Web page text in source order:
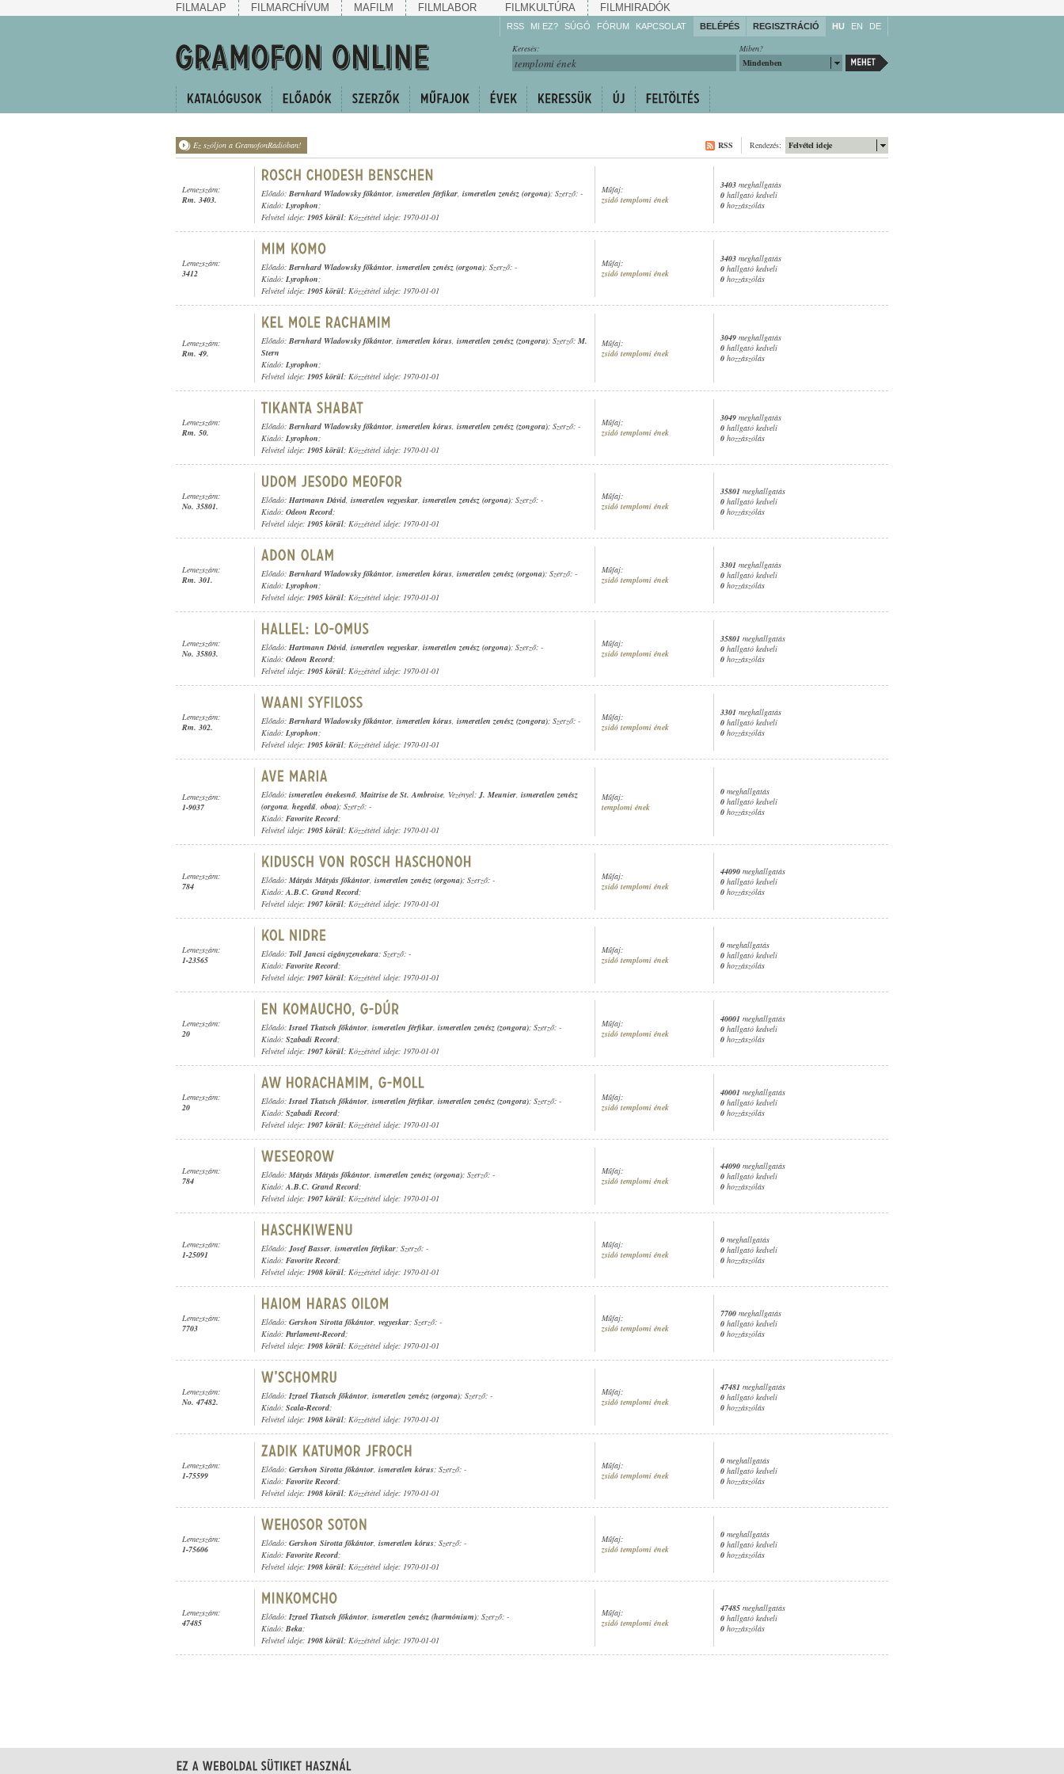
FILMALAP FILMARCHÍVUM MAFILM FILMLABOR FILMKULTÚRA FILMHIRADÓK
RSS MI EZ? SÚGÓ
Gyarapítsa!
Kövesse!
FÓRUM KAPCSOLAT BELÉPÉS REGISZTRÁCIÓ HU EN DE
Miben?
Mindenben
Keresés:
Ez szóljon a GramofonRádióban! Felvétel ideje
Rendezés:
RSS
Lemezszám:
Rm. 3403.
Előadó: Bernhard Wladowsky főkántor, ismeretlen férfikar, ismeretlen zenész (orgona); Szerző: -
Kiadó: Lyrophon;
Felvétel ideje: 1905 körül; Közzététel ideje: 1970-01-01
Műfaj:
zsidó templomi ének
3403 meghallgatás
0 hallgató kedveli
0 hozzászólás
Lemezszám:
3412
Előadó: Bernhard Wladowsky főkántor, ismeretlen zenész (orgona); Szerző: -
Kiadó: Lyrophon;
Felvétel ideje: 1905 körül; Közzététel ideje: 1970-01-01
Műfaj:
zsidó templomi ének
3403 meghallgatás
0 hallgató kedveli
0 hozzászólás
Lemezszám:
Rm. 49.
Előadó: Bernhard Wladowsky főkántor, ismeretlen kórus, ismeretlen zenész (zongora); Szerző: M.
Stern
Kiadó: Lyrophon;
Felvétel ideje: 1905 körül; Közzététel ideje: 1970-01-01
Műfaj:
zsidó templomi ének
3049 meghallgatás
0 hallgató kedveli
0 hozzászólás
Lemezszám:
Rm. 50.
Előadó: Bernhard Wladowsky főkántor, ismeretlen kórus, ismeretlen zenész (zongora); Szerző: -
Kiadó: Lyrophon;
Felvétel ideje: 1905 körül; Közzététel ideje: 1970-01-01
Műfaj:
zsidó templomi ének
3049 meghallgatás
0 hallgató kedveli
0 hozzászólás
Lemezszám:
No. 35801.
Előadó: Hartmann Dávid, ismeretlen vegyeskar, ismeretlen zenész (orgona); Szerző: -
Kiadó: Odeon Record;
Felvétel ideje: 1905 körül; Közzététel ideje: 1970-01-01
Műfaj:
zsidó templomi ének
35801 meghallgatás
0 hallgató kedveli
0 hozzászólás
Lemezszám:
Rm. 301.
Előadó: Bernhard Wladowsky főkántor, ismeretlen kórus, ismeretlen zenész (orgona); Szerző: -
Kiadó: Lyrophon;
Felvétel ideje: 1905 körül; Közzététel ideje: 1970-01-01
Műfaj:
zsidó templomi ének
3301 meghallgatás
0 hallgató kedveli
0 hozzászólás
Lemezszám:
No. 35803.
Előadó: Hartmann Dávid, ismeretlen vegyeskar, ismeretlen zenész (orgona); Szerző: -
Kiadó: Odeon Record;
Felvétel ideje: 1905 körül; Közzététel ideje: 1970-01-01
Műfaj:
zsidó templomi ének
35801 meghallgatás
0 hallgató kedveli
0 hozzászólás
Lemezszám:
Rm. 302.
Előadó: Bernhard Wladowsky főkántor, ismeretlen kórus, ismeretlen zenész (zongora); Szerző: -
Kiadó: Lyrophon;
Felvétel ideje: 1905 körül; Közzététel ideje: 1970-01-01
Műfaj:
zsidó templomi ének
3301 meghallgatás
0 hallgató kedveli
0 hozzászólás
Lemezszám:
1-9037
Előadó: ismeretlen énekesnő, Maitrise de St. Ambroise, Vezényel:J. Meunier, ismeretlen zenész
(orgona, hegedű, oboa); Szerző: -
Kiadó: Favorite Record;
Felvétel ideje: 1905 körül; Közzététel ideje: 1970-01-01
Műfaj:
templomi ének
0 meghallgatás
0 hallgató kedveli
0 hozzászólás
Lemezszám:
784
Előadó: Mátyás Mátyás főkántor, ismeretlen zenész (orgona); Szerző: -
Kiadó:A.B.C. Grand Record;
Felvétel ideje: 1907 körül; Közzététel ideje: 1970-01-01
Műfaj:
zsidó templomi ének
44090 meghallgatás
0 hallgató kedveli
0 hozzászólás
Lemezszám:
1-23565
Előadó: Toll Jancsi cigányzenekara; Szerző: -
Kiadó: Favorite Record;
Felvétel ideje: 1907 körül; Közzététel ideje: 1970-01-01
Műfaj:
zsidó templomi ének
0 meghallgatás
0 hallgató kedveli
0 hozzászólás
Lemezszám:
20
Előadó: Israel Tkatsch főkántor, ismeretlen férfikar, ismeretlen zenész (zongora); Szerző: -
Kiadó: Szabadi Record;
Felvétel ideje: 1907 körül; Közzététel ideje: 1970-01-01
Műfaj:
zsidó templomi ének
40001 meghallgatás
0 hallgató kedveli
0 hozzászólás
Lemezszám:
20
Előadó: Israel Tkatsch főkántor, ismeretlen férfikar, ismeretlen zenész (zongora); Szerző: -
Kiadó: Szabadi Record;
Felvétel ideje: 1907 körül; Közzététel ideje: 1970-01-01
Műfaj:
zsidó templomi ének
40001 meghallgatás
0 hallgató kedveli
0 hozzászólás
Lemezszám:
784
Előadó: Mátyás Mátyás főkántor, ismeretlen zenész (orgona); Szerző: -
Kiadó:A.B.C. Grand Record;
Felvétel ideje: 1907 körül; Közzététel ideje: 1970-01-01
Műfaj:
zsidó templomi ének
44090 meghallgatás
0 hallgató kedveli
0 hozzászólás
Lemezszám:
1-25091
Előadó:Josef Basser, ismeretlen férfikar; Szerző: -
Kiadó: Favorite Record;
Felvétel ideje: 1908 körül; Közzététel ideje: 1970-01-01
Műfaj:
zsidó templomi ének
0 meghallgatás
0 hallgató kedveli
0 hozzászólás
Lemezszám:
7703
Előadó: Gershon Sirotta főkántor, vegyeskar; Szerző: -
Kiadó: Parlament-Record;
Felvétel ideje: 1908 körül; Közzététel ideje: 1970-01-01
Műfaj:
zsidó templomi ének
7700 meghallgatás
0 hallgató kedveli
0 hozzászólás
Lemezszám:
No. 47482.
Előadó: Izrael Tkatsch főkántor, ismeretlen zenész (orgona); Szerző: -
Kiadó: Scala-Record;
Felvétel ideje: 1908 körül; Közzététel ideje: 1970-01-01
Műfaj:
zsidó templomi ének
47481 meghallgatás
0 hallgató kedveli
0 hozzászólás
Lemezszám:
1-75599
Előadó: Gershon Sirotta főkántor, ismeretlen kórus; Szerző: -
Kiadó: Favorite Record;
Felvétel ideje: 1908 körül; Közzététel ideje: 1970-01-01
Műfaj:
zsidó templomi ének
0 meghallgatás
0 hallgató kedveli
0 hozzászólás
Lemezszám:
1-75606
Előadó: Gershon Sirotta főkántor, ismeretlen kórus; Szerző: -
Kiadó: Favorite Record;
Felvétel ideje: 1908 körül; Közzététel ideje: 1970-01-01
Műfaj:
zsidó templomi ének
0 meghallgatás
0 hallgató kedveli
0 hozzászólás
Lemezszám:
47485
Előadó: Izrael Tkatsch főkántor, ismeretlen zenész (harmónium); Szerző: -
Kiadó: Beka;
Felvétel ideje: 1908 körül; Közzététel ideje: 1970-01-01
Műfaj:
zsidó templomi ének
47485 meghallgatás
0 hallgató kedveli
0 hozzászólás